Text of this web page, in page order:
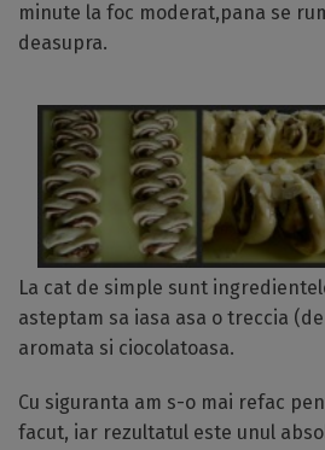
minute la foc moderat,pana se
deasupra.
La cat de simple sunt
asteptam sa iasa asa o treccia
aromata si ciocolatoasa.
Cu siguranta am s-o mai refac
facut, iar rezultatul este unul